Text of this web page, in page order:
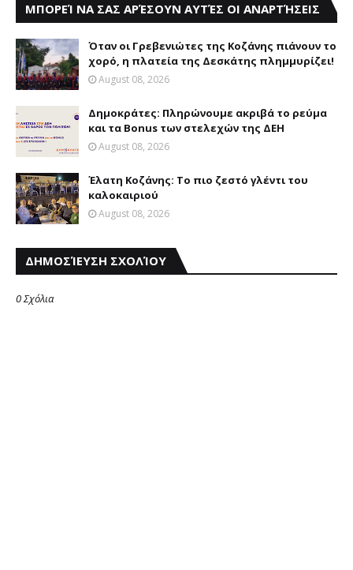
ΜΠΟΡΕΊ ΝΑ ΣΑΣ ΑΡΈΣΟΥΝ ΑΥΤΈΣ ΟΙ ΑΝΑΡΤΉΣΕΙΣ
Όταν οι Γρεβενιώτες της Κοζάνης πιάνουν το
χορό, η πλατεία της Δεσκάτης πλημμυρίζει!
August 08, 2026
Δημοκράτες: Πληρώνουμε ακριβά το ρεύμα
και τα Bonus των στελεχών της ΔΕΗ
August 08, 2026
Έλατη Κοζάνης: Το πιο ζεστό γλέντι του
καλοκαιριού
August 08, 2026
ΔΗΜΟΣΊΕΥΣΗ ΣΧΟΛΊΟΥ
0 Σχόλια